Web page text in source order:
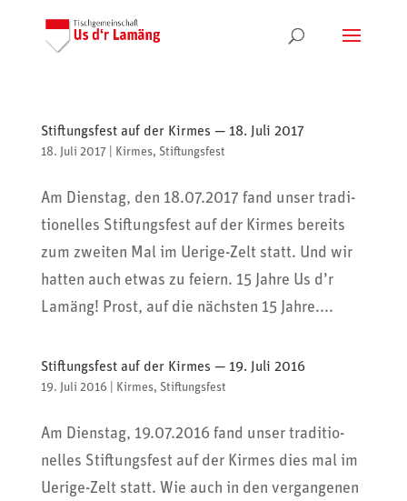
Stiftungsfest auf der Kirmes — 18. Juli 2017
18. Juli 2017| Kirmes, Stiftungsfest
Am Dienstag, den 18.07.2017 fand unser tradi­
tio­nelles Stif­tungs­fest auf der Kirmes bereits
zum zweiten Mal im Uerige-Zelt statt. Und wir
hatten auch etwas zu feiern. 15 Jahre Us d’r
Lamäng! Prost, auf die nächsten 15 Jahre....
Stiftungsfest auf der Kirmes — 19. Juli 2016
19. Juli 2016 Kirmes, Stiftungsfest
Am Dienstag, 19.07.2016 fand unser tradi­tio­
nelles Stif­tungs­fest auf der Kirmes dies mal im
Uerige-Zelt statt. Wie auch in den vergan­genen